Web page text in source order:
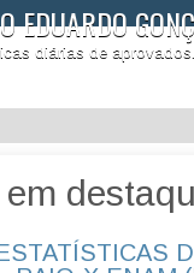
EDUARDO
diárias de aprovados.